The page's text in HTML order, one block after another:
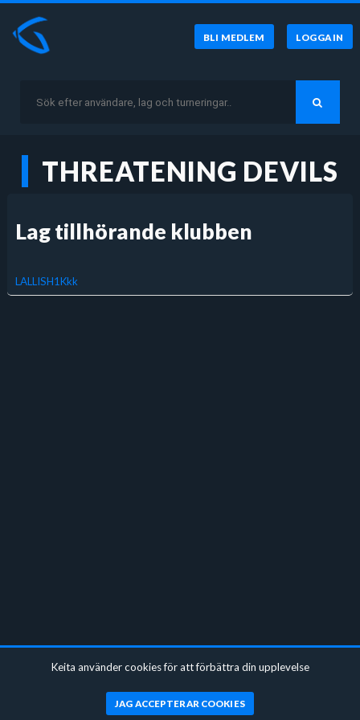
BLI MEDLEM LOGGA IN
THREATENING DEVILS
Lag tillhörande klubben
LALLISH1Kkk
Keita använder cookies för att förbättra din upplevelse
JAG ACCEPTERAR COOKIES